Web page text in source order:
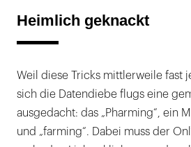
Heimlich geknackt
Weil diese Tricks mittlerweile fast
sich die Datendiebe flugs eine
ausgedacht: das „Pharming“, ein
und „farming“. Dabei muss der